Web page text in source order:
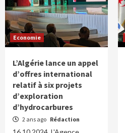
Economie
L’Algérie lance un appel
d’offres international
relatif à six projets
d’exploration
d’hydrocarbures
2 ans ago Rédaction